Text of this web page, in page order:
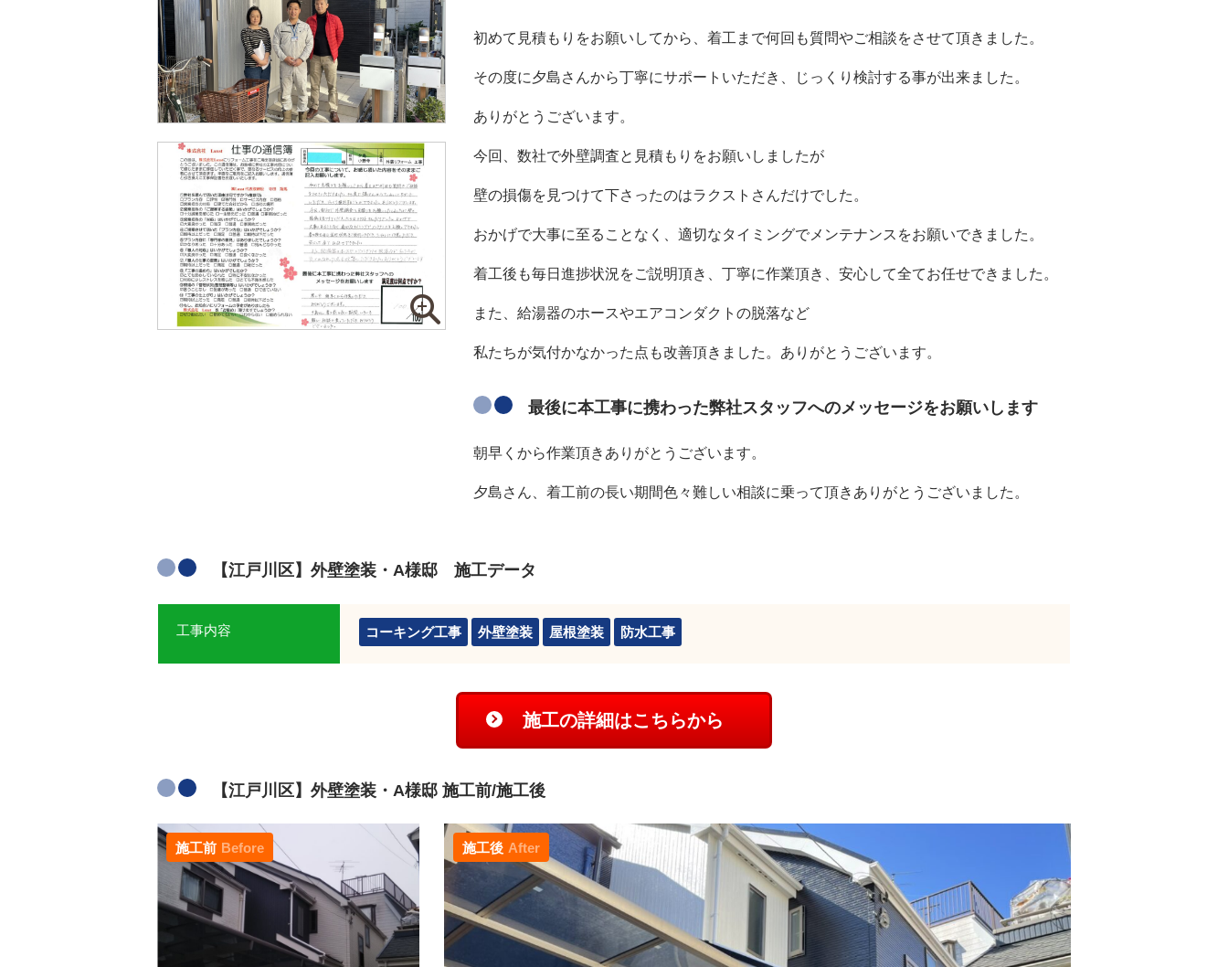
初めて見積もりをお願いしてから、着工まで何回も質問やご相談をさせて頂きました。
その度に夕島さんから丁寧にサポートいただき、じっくり検討する事が出来ました。
ありがとうございます。
今回、数社で外壁調査と見積もりをお願いしましたが
壁の損傷を見つけて下さったのはラクストさんだけでした。
おかげで大事に至ることなく、適切なタイミングでメンテナンスをお願いできました。
着工後も毎日進捗状況をご説明頂き、丁寧に作業頂き、安心して全てお任せできました。
また、給湯器のホースやエアコンダクトの脱落など
私たちが気付かなかった点も改善頂きました。ありがとうございます。
最後に本工事に携わった弊社スタッフへのメッセージをお願いします
朝早くから作業頂きありがとうございます。
夕島さん、着工前の長い期間色々難しい相談に乗って頂きありがとうございました。
【江戸川区】外壁塗装・A様邸 施工データ
工事内容 コーキング工事 外壁塗装 屋根塗装 防水工事
施工の詳細はこちらから
【江戸川区】外壁塗装・A様邸 施工前/施工後
施工後 After
施工前 Before